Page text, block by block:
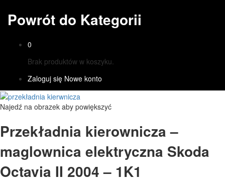
Powrót do Kategorii
0
Brak produktów w koszyku.
Zaloguj się Nowe konto
Najedź na obrazek aby powiększyć
Przekładnia kierownicza –
maglownica elektryczna Skoda
Octavia II 2004 – 1K1